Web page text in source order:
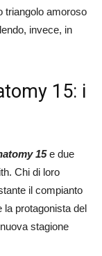
triangolo amoroso
invece, in
15: i
15e due
Chi di loro
il compianto
la protagonista del
stagione